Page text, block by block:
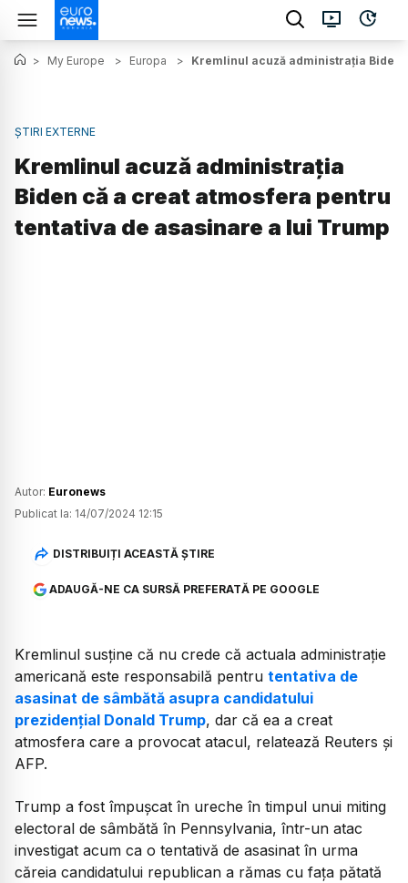
> My Europe > Europa > Kremlinul acuză administraţia Biden
ȘTIRI EXTERNE
Kremlinul acuză administraţia
Biden că a creat atmosfera pentru
tentativa de asasinare a lui Trump
Autor: Euronews
Publicat la: 14/07/2024 12:15
DISTRIBUIȚI ACEASTĂ ȘTIRE
ADAUGĂ-NE CA SURSĂ PREFERATĂ PE GOOGLE
Kremlinul susţine că nu crede că actuala administraţie
americană este responsabilă pentru tentativa de
asasinat de sâmbătă asupra candidatului
prezidenţial Donald Trump, dar că ea a creat
atmosfera care a provocat atacul, relatează Reuters şi
AFP.
Trump a fost împuşcat în ureche în timpul unui miting
electoral de sâmbătă în Pennsylvania, într-un atac
investigat acum ca o tentativă de asasinat în urma
căreia candidatului republican a rămas cu faţa pătată